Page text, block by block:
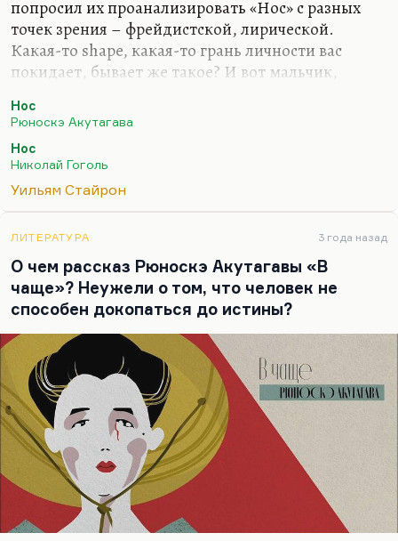
попросил их проанализировать «Нос» с разных
точек зрения – фрейдистской, лирической.
Какая-то shape, какая-то грань личности вас
покидает, бывает же такое? И вот мальчик,
Акутагавы, блистательный сделал доклад. Ну как
мальчик, ему тридцатник полновесный. У меня
студенты разновозрастные, пестрая группа. Так
вещь, которая нас тяготит; порок, от которого мы
прямым, самым точным выражением нашего «Я».
И наверное, это лучшее, что вы можете дать
миру. А вы пытаетесь с этим бороться и…
Нос
Рюноскэ Акутагава
Нос
Николай Гоголь
Уильям Стайрон
ЛИТЕРАТУРА 3 года назад
О чем рассказ Рюноскэ Акутагавы «В
чаще»? Неужели о том, что человек не
способен докопаться до истины?